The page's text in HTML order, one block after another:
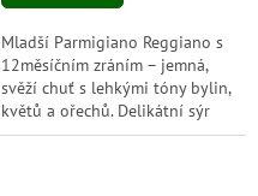
Mladší Parmigiano Reggiano s
12měsíčním zráním – jemná,
svěží chuť s lehkými tóny bylin,
květů a ořechů. Delikátní sýr
ideální ke stolu i pro